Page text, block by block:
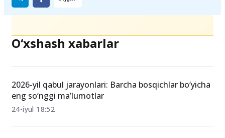
Ulashing
O‘xshash xabarlar
eng so‘nggi ma’lumotlar